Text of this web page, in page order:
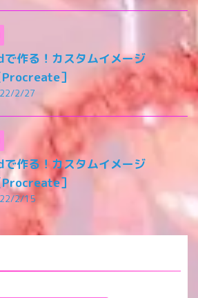
で作る！カスタムイメージ
］
2/27
で作る！カスタムイメージ
］
2/15